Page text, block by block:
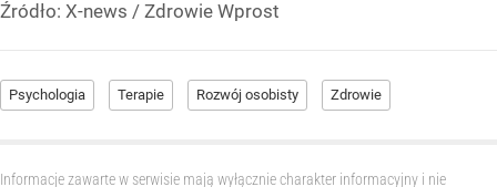
Źródło: X-news / Zdrowie Wprost
Psychologia Terapie Rozwój osobisty Zdrowie
Informacje zawarte w serwisie mają wyłącznie charakter informacyjny i nie